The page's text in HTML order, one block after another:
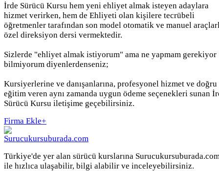
İrde Sürücü Kursu hem yeni ehliyet almak isteyen adaylara
hizmet verirken, hem de Ehliyeti olan kişilere tecrübeli
öğretmenler tarafından son model otomatik ve manuel
özel direksiyon dersi vermektedir.
Sizlerde "ehliyet almak istiyorum" ama ne yapmam gerekiyor
bilmiyorum diyenlerdenseniz;
Kursiyerlerine ve danışanlarına, profesyonel hizmet ve doğru
eğitim veren aynı zamanda uygun ödeme seçenekleri sunan
Sürücü Kursu iletişime geçebilirsiniz.
Firma Ekle+
Türkiye'de yer alan sürücü kurslarına
ile hızlıca ulaşabilir, bilgi alabilir ve inceleyebilirsiniz.